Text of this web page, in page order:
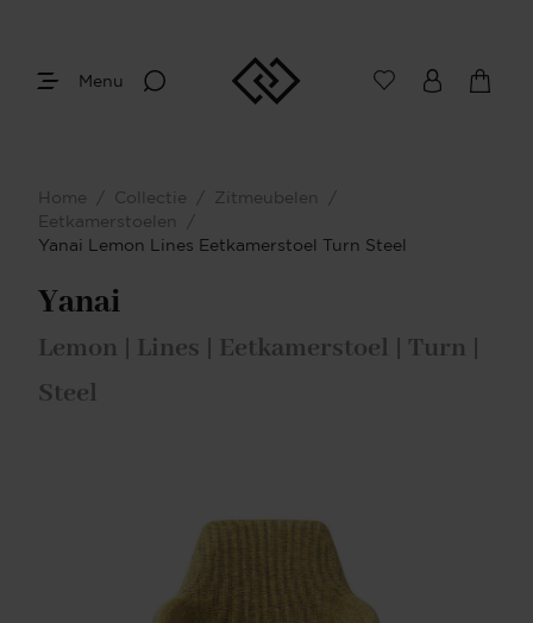
Menu
Home / Collectie / Zitmeubelen
/
Eetkamerstoelen
/
Yanai Lemon Lines Eetkamerstoel Turn Steel
Yanai
Lemon | Lines | Eetkamerstoel | Turn |
Steel